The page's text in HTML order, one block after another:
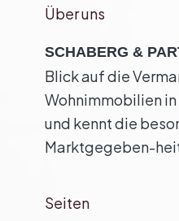
Über uns
SCHABERG &
Blick auf die
Wohnimmobilien
und kennt die
Marktgegeben-
Seiten